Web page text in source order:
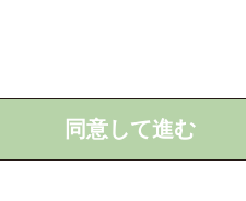
同意して進む